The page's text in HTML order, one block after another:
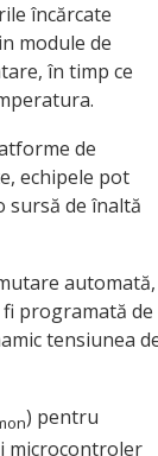
încărcate
module de
în timp ce
de
echipele pot
sursă de înaltă
automată,
programată de
tensiunea
) pentru
microcontroler